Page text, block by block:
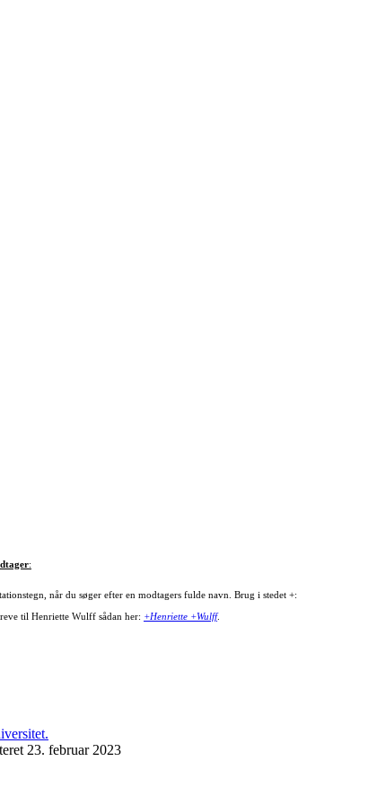
:
når du søger efter en modtagers fulde navn. Brug i stedet +:
til Henriette Wulff sådan her: +Henriette +Wulff.
23. februar 2023